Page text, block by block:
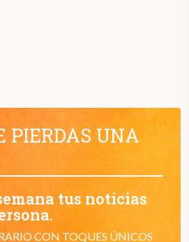
PIERDAS UNA
tus noticias
CON TOQUES ÚNICOS